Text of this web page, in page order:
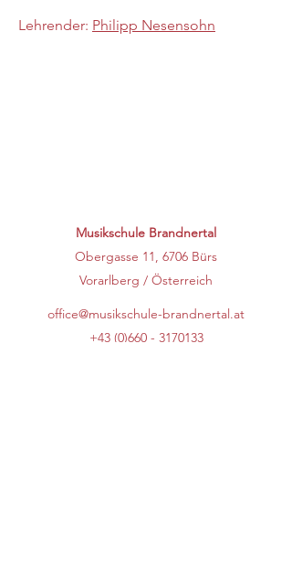
Lehrender: Philipp Nesensohn
Musikschule Brandnertal
Obergasse 11, 6706 Bürs
Vorarlberg / Österreich
office@musikschule-brandnertal.at
+43 (0)660 - 3170133